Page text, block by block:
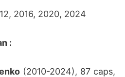
2016, 2020, 2024
:
(2010-2024), 87 caps,